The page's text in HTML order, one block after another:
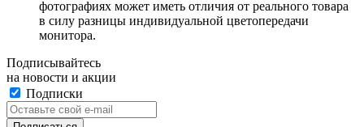
фотографиях может иметь отличия от реального товара
в силу разницы индивидуальной цветопередачи
монитора.
Подписывайтесь
на новости и акции
Подписки